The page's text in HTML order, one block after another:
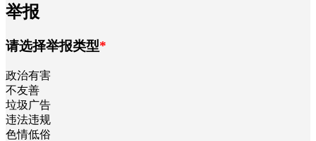
举报
请选择举报类型*
政治有害
不友善
垃圾广告
违法违规
色情低俗